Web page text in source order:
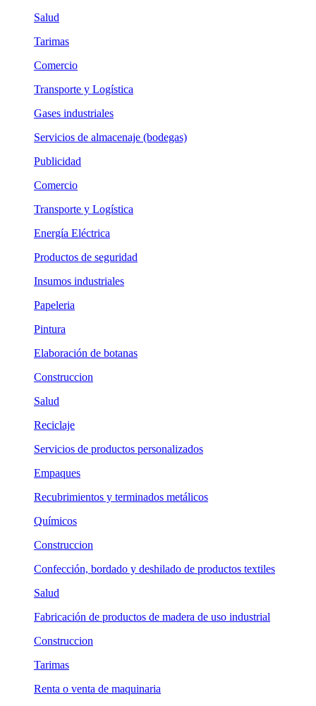
Salud
Tarimas
Comercio
Transporte y Logística
Gases industriales
Servicios de almacenaje (bodegas)
Publicidad
Comercio
Transporte y Logística
Energía Eléctrica
Productos de seguridad
Insumos industriales
Papeleria
Pintura
Elaboración de botanas
Construccion
Salud
Reciclaje
Servicios de productos personalizados
Empaques
Recubrimientos y terminados metálicos
Químicos
Construccion
Confección, bordado y deshilado de productos textiles
Salud
Fabricación de productos de madera de uso industrial
Construccion
Tarimas
Renta o venta de maquinaria